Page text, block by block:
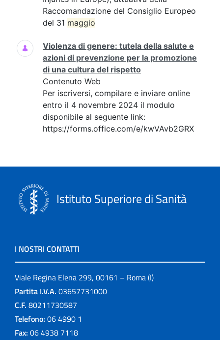
Raccomandazione del Consiglio Europeo
del 31 maggio
Violenza di genere: tutela della salute e
azioni di prevenzione per la promozione
di una cultura del rispetto
Contenuto Web
Per iscriversi, compilare e inviare online
entro il 4 novembre 2024 il modulo
disponibile al seguente link:
https://forms.office.com/e/kwVAvb2GRX
Istituto Superiore di Sanità
I NOSTRI CONTATTI
Viale Regina Elena 299, 00161 – Roma (I)
Partita I.V.A. 03657731000
C.F. 80211730587
Telefono: 06 4990 1
Fax: 06 4938 7118